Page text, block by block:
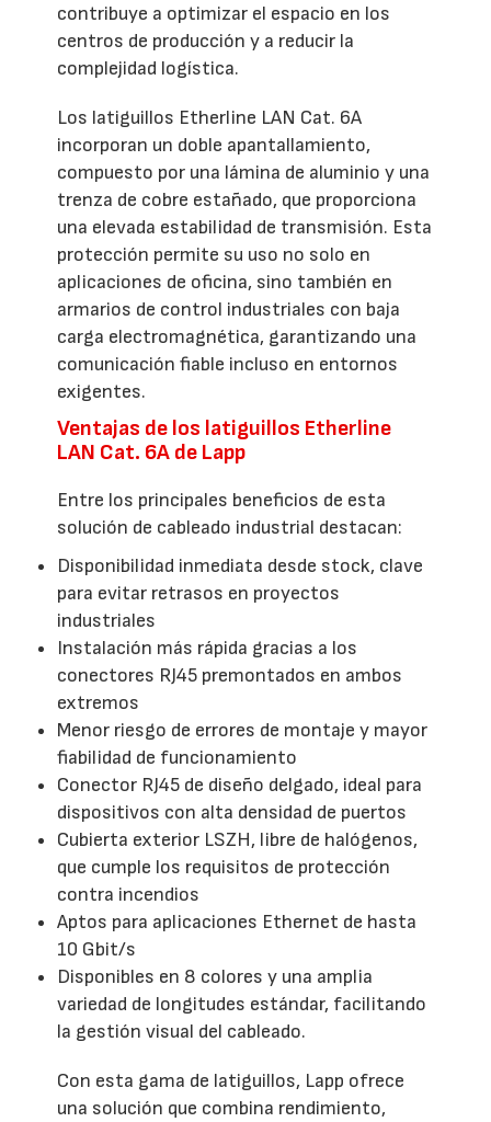
contribuye a optimizar el espacio en los
centros de producción y a reducir la
complejidad logística.
Los latiguillos Etherline LAN Cat. 6A
incorporan un doble apantallamiento,
compuesto por una lámina de aluminio y una
trenza de cobre estañado, que proporciona
una elevada estabilidad de transmisión. Esta
protección permite su uso no solo en
aplicaciones de oficina, sino también en
armarios de control industriales con baja
carga electromagnética, garantizando una
comunicación fiable incluso en entornos
exigentes.
Ventajas de los latiguillos Etherline
LAN Cat. 6A de Lapp
Entre los principales beneficios de esta
solución de cableado industrial destacan:
Disponibilidad inmediata desde stock, clave
para evitar retrasos en proyectos
industriales
Instalación más rápida gracias a los
conectores RJ45 premontados en ambos
extremos
Menor riesgo de errores de montaje y mayor
fiabilidad de funcionamiento
Conector RJ45 de diseño delgado, ideal para
dispositivos con alta densidad de puertos
Cubierta exterior LSZH, libre de halógenos,
que cumple los requisitos de protección
contra incendios
Aptos para aplicaciones Ethernet de hasta
10 Gbit/s
Disponibles en 8 colores y una amplia
variedad de longitudes estándar, facilitando
la gestión visual del cableado.
Con esta gama de latiguillos, Lapp ofrece
una solución que combina rendimiento,